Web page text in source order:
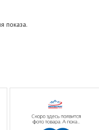
показа.